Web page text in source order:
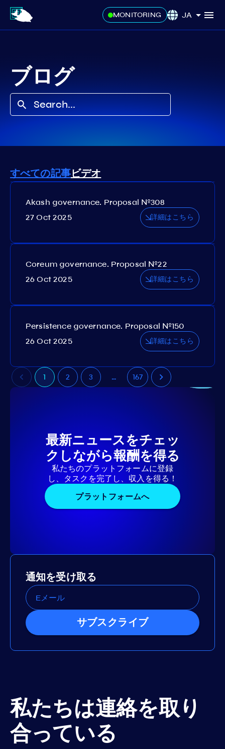
MONITORING JA
ブログ
すべての記事ビデオ
Akash governance. Proposal №308
27 Oct 2025
詳細はこちら
Coreum governance. Proposal №22
26 Oct 2025
詳細はこちら
Persistence governance. Proposal №150
26 Oct 2025
詳細はこちら
1 2 3 … 167
最新ニュースをチェッ
クしながら報酬を得る
私たちのプラットフォームに登録
し、タスクを完了し、収入を得る！
プラットフォームへ
通知を受け取る
サブスクライブ
私たちは連絡を取り
合っている